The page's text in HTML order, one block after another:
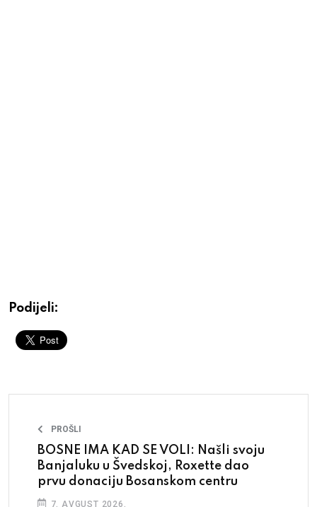
Podijeli:
PROŠLI
BOSNE IMA KAD SE VOLI: Našli svoju
Banjaluku u Švedskoj, Roxette dao
prvu donaciju Bosanskom centru
7. AVGUST 2026.